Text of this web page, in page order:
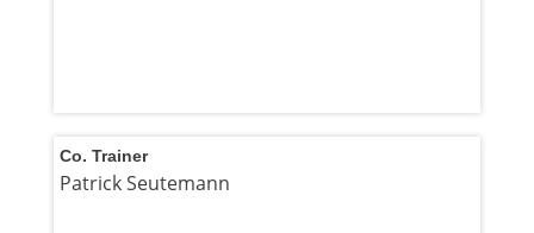
Co. Trainer
Patrick Seutemann